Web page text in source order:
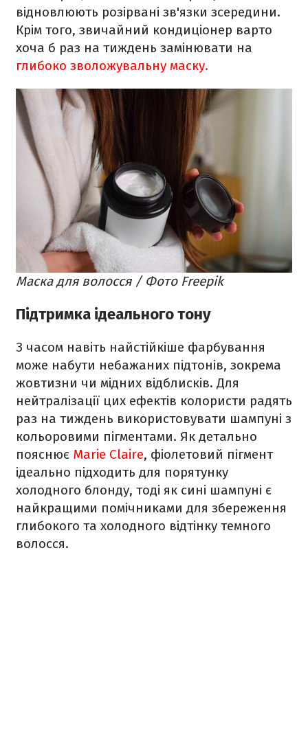
відновлюють розірвані зв'язки зсередини.
Крім того, звичайний кондиціонер варто
хоча б раз на тиждень замінювати на
глибоко зволожувальну маску.
Маска для волосся / Фото Freepik
Підтримка ідеального тону
З часом навіть найстійкіше фарбування
може набути небажаних підтонів, зокрема
жовтизни чи мідних відблисків. Для
нейтралізації цих ефектів колористи радять
раз на тиждень використовувати шампуні з
кольоровими пігментами. Як детально
пояснює Marie Claire, фіолетовий пігмент
ідеально підходить для порятунку
холодного блонду, тоді як сині шампуні є
найкращими помічниками для збереження
глибокого та холодного відтінку темного
волосся.